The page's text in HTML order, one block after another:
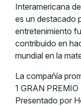
Interamericana
es un destacado
entretenimiento
contribuido en
mundial en la
La compañía
1 GRAN
Presentado por